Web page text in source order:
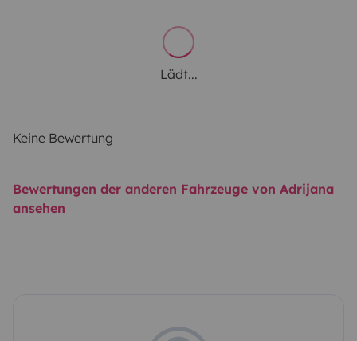
Lädt...
Keine Bewertung
Bewertungen der anderen Fahrzeuge von Adrijana
ansehen